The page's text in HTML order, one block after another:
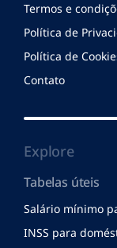
Termos e
Política de
Política de
Contato
Explore
Tabelas úteis
Salário mínimo
INSS para